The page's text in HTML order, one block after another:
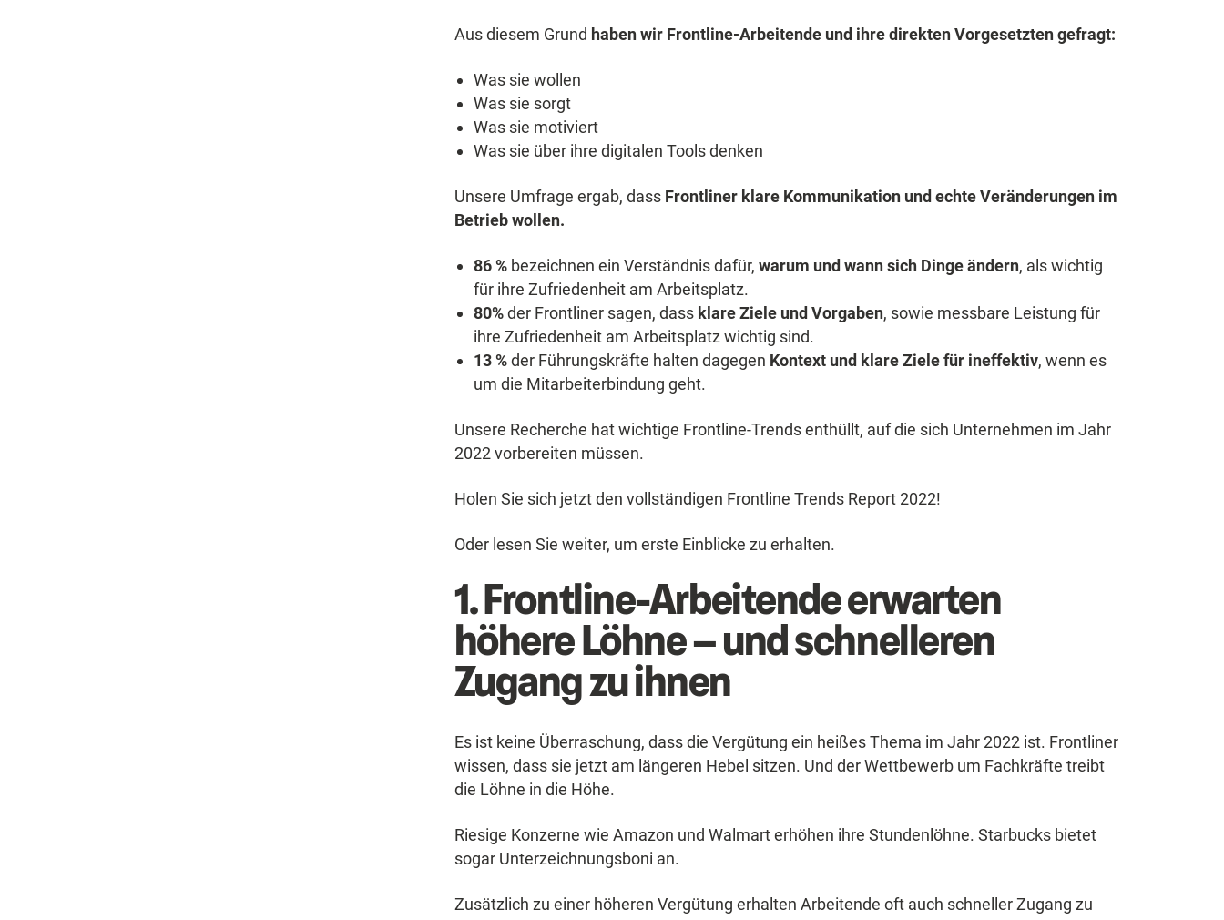
Aus diesem Grund haben wir Frontline-Arbeitende und ihre direkten Vorgesetzten gefragt:
Was sie wollen
Was sie sorgt
Was sie motiviert
Was sie über ihre digitalen Tools denken
Unsere Umfrage ergab, dass Frontliner klare Kommunikation und echte Veränderungen im
Betrieb wollen.
86 % bezeichnen ein Verständnis dafür,warum und wann sich Dinge ändern, als wichtig
für ihre Zufriedenheit am Arbeitsplatz.
80%der Frontliner sagen, dass klare Ziele und Vorgaben, sowie messbare Leistung für
ihre Zufriedenheit am Arbeitsplatz wichtig sind.
13 %der Führungskräfte halten dagegen Kontext und klare Ziele für ineffektiv, wenn es
um die Mitarbeiterbindung geht.
Unsere Recherche hat wichtige Frontline-Trends enthüllt, auf die sich Unternehmen im Jahr
2022 vorbereiten müssen.
Holen Sie sich jetzt den vollständigen Frontline Trends Report 2022!
Oder lesen Sie weiter, um erste Einblicke zu erhalten.
1. Frontline-Arbeitende erwarten
höhere Löhne – und schnelleren
Zugang zu ihnen
Es ist keine Überraschung, dass die Vergütung ein heißes Thema im Jahr 2022 ist. Frontliner
wissen, dass sie jetzt am längeren Hebel sitzen. Und der Wettbewerb um Fachkräfte treibt
die Löhne in die Höhe.
Riesige Konzerne wie Amazon und Walmart erhöhen ihre Stundenlöhne. Starbucks bietet
sogar Unterzeichnungsboni an.
Zusätzlich zu einer höheren Vergütung erhalten Arbeitende oft auch schneller Zugang zu